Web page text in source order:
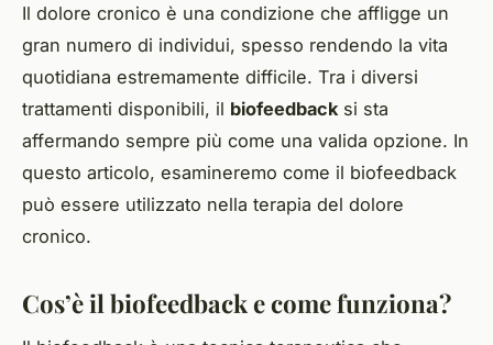
Il dolore cronico è una condizione che affligge un
gran numero di individui, spesso rendendo la vita
quotidiana estremamente difficile. Tra i diversi
trattamenti disponibili, il biofeedback si sta
affermando sempre più come una valida opzione. In
questo articolo, esamineremo come il biofeedback
può essere utilizzato nella terapia del dolore
cronico.
Cos’è il biofeedback e come funziona?